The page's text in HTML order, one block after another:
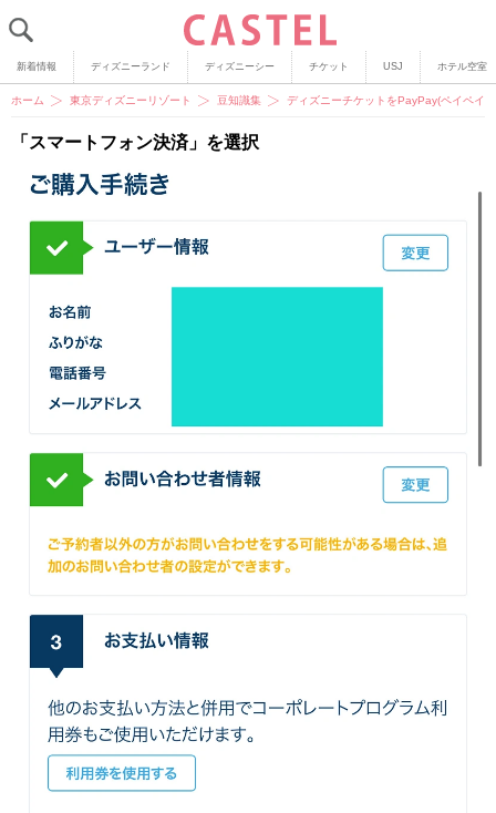
新着情報 ディズニーランド ディズニーシー チケット USJ ホテル空室
ホーム 東京ディズニーリゾート 豆知識集 ディズニーチケットをPayPay(ペイペイ)
「スマートフォン決済」を選択